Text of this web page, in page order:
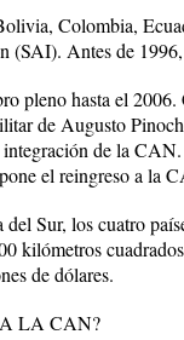
Colombia,
(SAI). Antes de
pleno hasta el
de Augusto
de la
el reingreso a la
Sur, los cuatro
kilómetros
de dólares.
LA CAN?